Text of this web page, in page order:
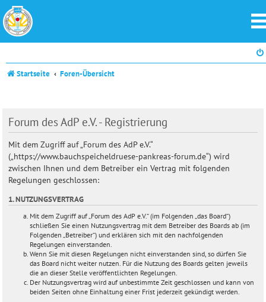
Startseite Foren-Übersicht
Forum des AdP e.V. - Registrierung
Mit dem Zugriff auf „Forum des AdP e.V.“
(„https://www.bauchspeicheldruese-pankreas-forum.de“) wird
zwischen Ihnen und dem Betreiber ein Vertrag mit folgenden
Regelungen geschlossen:
1. NUTZUNGSVERTRAG
Mit dem Zugriff auf „Forum des AdP e.V.“ (im Folgenden „das Board“)
schließen Sie einen Nutzungsvertrag mit dem Betreiber des Boards ab (im
Folgenden „Betreiber“) und erklären sich mit den nachfolgenden
Regelungen einverstanden.
Wenn Sie mit diesen Regelungen nicht einverstanden sind, so dürfen Sie
das Board nicht weiter nutzen. Für die Nutzung des Boards gelten jeweils
die an dieser Stelle veröffentlichten Regelungen.
Der Nutzungsvertrag wird auf unbestimmte Zeit geschlossen und kann von
beiden Seiten ohne Einhaltung einer Frist jederzeit gekündigt werden.